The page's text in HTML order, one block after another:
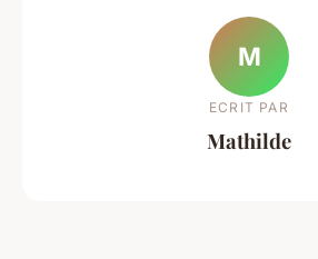
M
ECRIT PAR
Mathilde